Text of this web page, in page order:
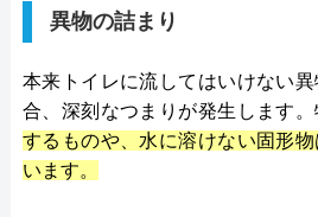
異物の詰まり
本来トイレに流してはいけない
合、深刻なつまりが発生します。
するものや、水に溶けない固形
います。